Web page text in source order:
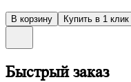
Быстрый заказ